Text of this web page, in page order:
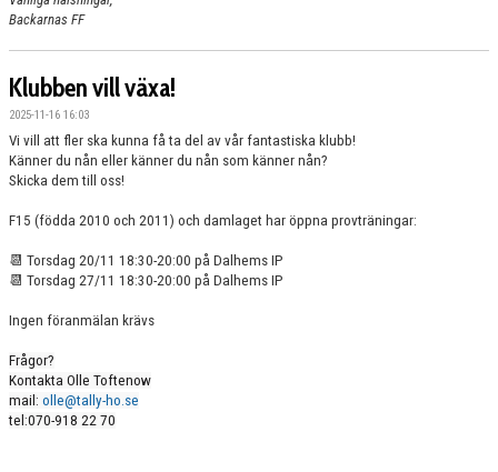
Backarnas FF
Klubben vill växa!
2025-11-16 16:03
Vi vill att fler ska kunna få ta del av vår fantastiska klubb!
Känner du nån eller känner du nån som känner nån?
Skicka dem till oss!
F15 (födda 2010 och 2011) och damlaget har öppna provträningar:
📆 Torsdag 20/11 18:30-20:00 på Dalhems IP
📆 Torsdag 27/11 18:30-20:00 på Dalhems IP
Ingen föranmälan krävs
Frågor?
Kontakta Olle Toftenow
mail: olle@tally-ho.se
tel:070-918 22 70